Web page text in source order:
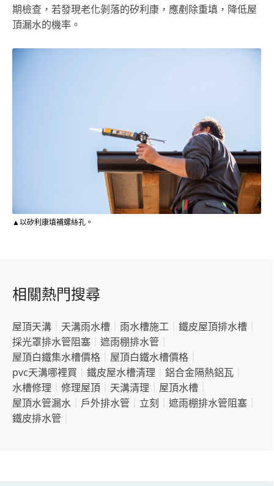
期檢查，若發現老化剝落的矽利康，應剷除重填，降低屋
頂漏水的機率。
▲以矽利康填補螺絲孔。
相關熱門搜尋
屋頂天溝 天溝雨水槽 雨水槽施工 鐵皮屋頂排水槽
採光罩排水管阻塞
遮雨棚排水管
屋頂白鐵集水槽價格
屋頂白鐵水槽價格
pvc天溝哪裡買
鐵皮屋水槽清理 鋁合金隔熱鋁瓦
水槽修理
修理屋頂 天溝清理 屋頂水槽
屋頂水管漏水
戶外排水管 立刻 遮雨棚排水管阻塞
鐵皮排水管